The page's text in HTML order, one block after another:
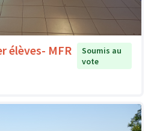
élèves- MFR
Soumis au
vote